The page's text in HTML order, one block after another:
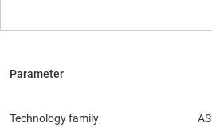
Technology family AS